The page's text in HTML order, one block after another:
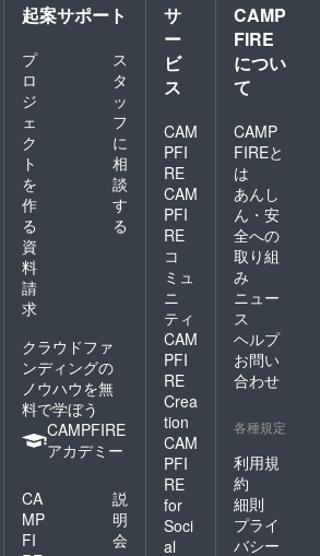
起案サポート
プ
ロ
ジ
ェ
ク
ト
を
作
る
ス
タ
ッ
フ
に
相
談
す
る
資
料
請
求
クラウドファ
ンディングの
ノウハウを無
料で学ぼう
CAMPFIRE
アカデミー
CA
MP
FI
説
明
会
サ
ー
ビ
ス
CAM
PFI
RE
CAM
PFI
RE
コ
ミュ
ニ
ティ
CAM
PFI
RE
Crea
tion
CAM
PFI
RE
for
Soci
al
CAMP
FIRE
につい
て
CAMP
FIREと
は
あんし
ん・安
全への
取り組
み
ニュー
ス
ヘルプ
お問い
合わせ
各種規定
利用規
約
細則
プライ
バシー